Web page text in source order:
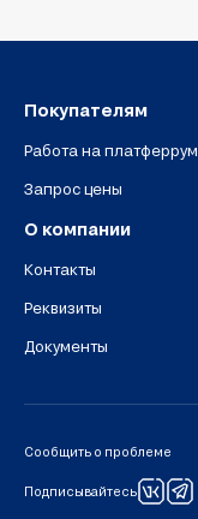
Покупателям
Работа на платферрум
Запрос цены
О компании
Контакты
Реквизиты
Документы
Сообщить о проблеме
Подписывайтесь